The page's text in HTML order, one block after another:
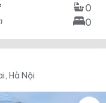
0
0
Hà Nội